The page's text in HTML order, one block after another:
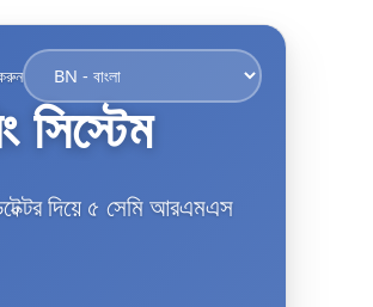
সিস্টেম
দিয়ে ৫ সেমি আরএমএস